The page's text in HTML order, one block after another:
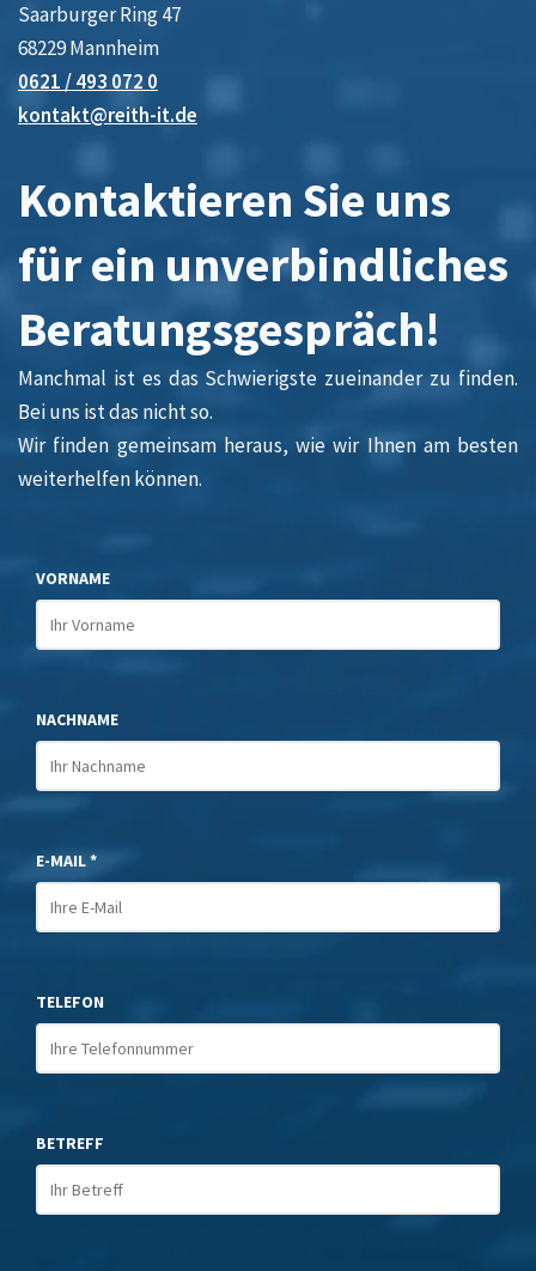
Saarburger Ring 47
68229 Mannheim
0621 / 493 072 0
kontakt@reith-it.de
Kontaktieren Sie uns
für ein unverbindliches
Beratungsgespräch!
Manchmal ist es das Schwierigste zueinander zu finden.
Bei uns ist das nicht so.
Wir finden gemeinsam heraus, wie wir Ihnen am besten
weiterhelfen können.
VORNAME
NACHNAME
E-MAIL *
TELEFON
BETREFF